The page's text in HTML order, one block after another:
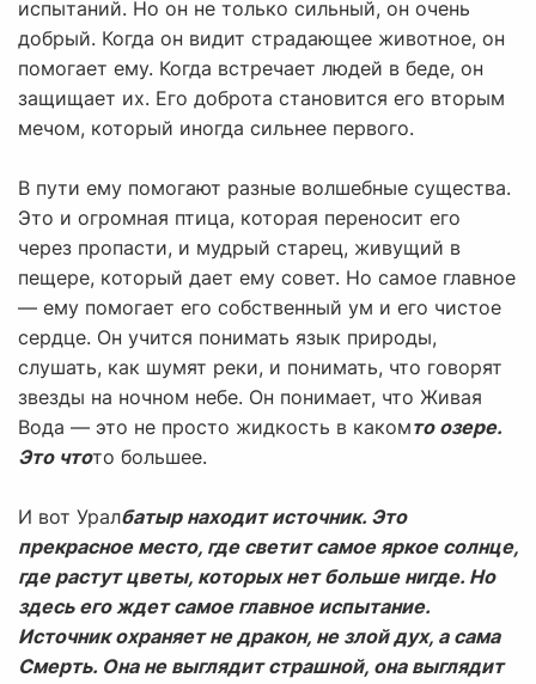
испытаний. Но он не только сильный, он очень
добрый. Когда он видит страдающее животное, он
помогает ему. Когда встречает людей в беде, он
защищает их. Его доброта становится его вторым
мечом, который иногда сильнее первого.
В пути ему помогают разные волшебные существа.
Это и огромная птица, которая переносит его
через пропасти, и мудрый старец, живущий в
пещере, который дает ему совет. Но самое главное
— ему помогает его собственный ум и его чистое
сердце. Он учится понимать язык природы,
слушать, как шумят реки, и понимать, что говорят
звезды на ночном небе. Он понимает, что Живая
Вода — это не просто жидкость в какомто озере.
Это чтото большее.
И вот Уралбатыр находит источник. Это
прекрасное место, где светит самое яркое солнце,
где растут цветы, которых нет больше нигде. Но
здесь его ждет самое главное испытание.
Источник охраняет не дракон, не злой дух, а сама
Смерть. Она не выглядит страшной, она выглядит